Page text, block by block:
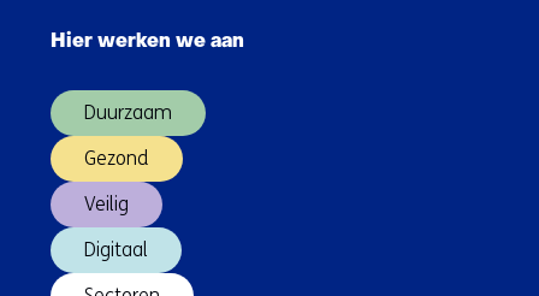
Hier werken we aan
Duurzaam
Gezond
Veilig
Digitaal